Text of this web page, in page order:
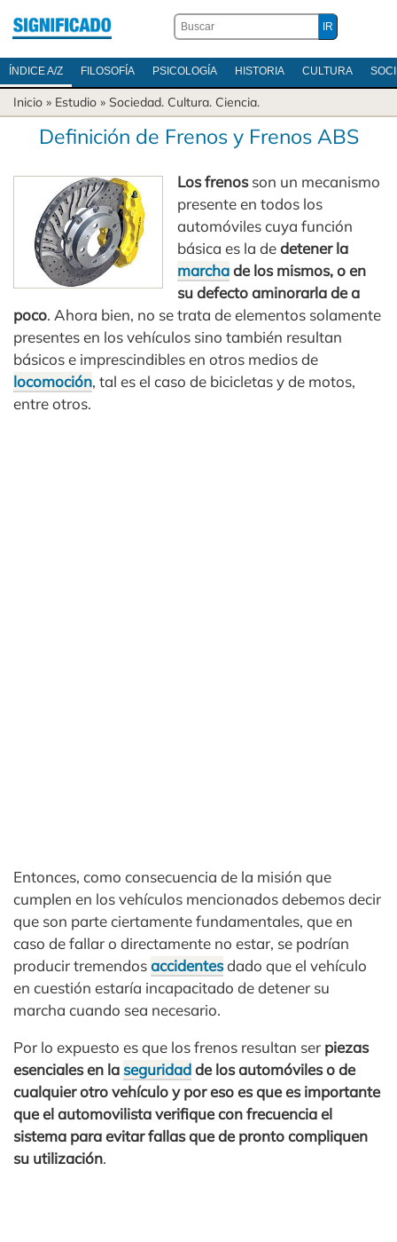
ÍNDICE A/Z FILOSOFÍA PSICOLOGÍA HISTORIA CULTURA
Inicio » Estudio » Sociedad. Cultura. Ciencia.
Definición de Frenos y Frenos ABS
Los frenosson un mecanismo
presente en todos los
automóviles cuya función
básica es la dedetener la
marchade los mismos, o en
su defecto aminorarla de a
poco. Ahora bien, no se trata de elementos solamente
presentes en los vehículos sino también resultan
básicos e imprescindibles en otros medios de
locomoción, tal es el caso de bicicletas y de motos,
entre otros.
Entonces, como consecuencia de la misión que
cumplen en los vehículos mencionados debemos decir
que son parte ciertamente fundamentales, que en
caso de fallar o directamente no estar, se podrían
producir tremendosaccidentesdado que el vehículo
en cuestión estaría incapacitado de detener su
marcha cuando sea necesario.
Por lo expuesto es que los frenos resultan ser piezas
esenciales en la seguridadde los automóviles o de
cualquier otro vehículo y por eso es que es importante
que el automovilista verifique con frecuencia el
sistema para evitar fallas que de pronto compliquen
su utilización.